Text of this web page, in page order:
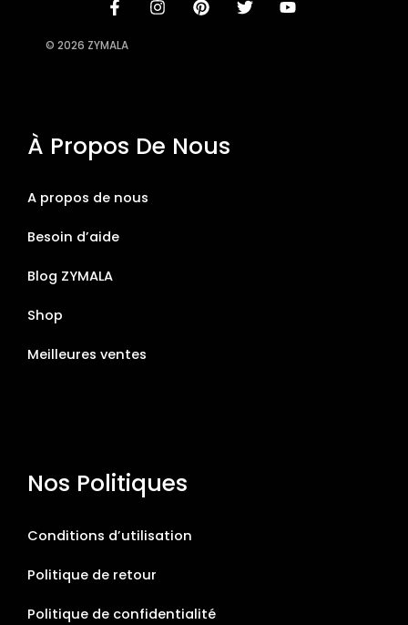
© 2026 ZYMALA
À Propos De Nous
A propos de nous
Besoin d’aide
Blog ZYMALA
Shop
Meilleures ventes
Nos Politiques
Conditions d’utilisation
Politique de retour
Politique de confidentialité